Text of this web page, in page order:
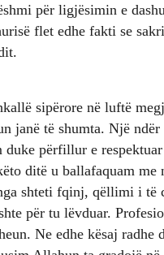
për ligjësimin e
flet edhe fakti se
sipërore në luftë
janë të shumta. Një
përfillur e
ditë u ballafaquam me
shteti fqinj, qëllimi i
për tu lëvduar.
Ne edhe kësaj radhe